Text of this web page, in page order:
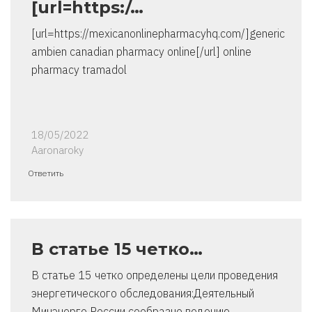
[url=https:/…
[url=https://mexicanonlinepharmacyhq.com/]generic
ambien canadian pharmacy online[/url] online
pharmacy tramadol
18/05/2022
Aaronaroky
Ответить
В статье 15 четко…
В статье 15 четко определены цели проведения
энергетического обследования:Деятельный